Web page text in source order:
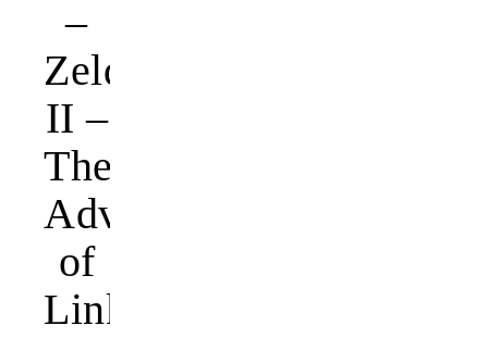
–
Zelda
II –
The
Adventure
of
Link